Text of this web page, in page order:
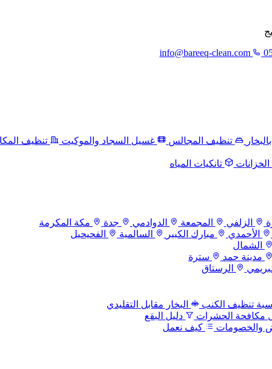
info@bareeq-clean.com
تنظيف المجالس غسيل السجاد والموكيت تنظيف
تانكيات المياه
الزلفي المجمعة الدوادمي جدة
مكة المكرمة
الأحمدي مبارك الكبير السالمية
الفحيحيل
الشمال
مدينة حمد
سترة
الرستاق
تنظيف الكنب
البخار مقابل التقليدي
مكافحة الحشرات
دليل البقع
والخصومات
كيف نعمل